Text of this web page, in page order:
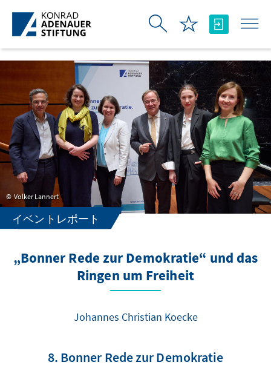
メインコンテンツにスキップ
Volker Lannert
イベントレポート
„Bonner Rede zur Demokratie“ und das
Ringen um Freiheit
Johannes Christian Koecke
8. Bonner Rede zur Demokratie